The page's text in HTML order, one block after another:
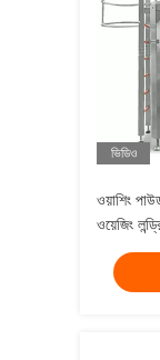
ভিডিও
ওয়াশিং
ওয়েজিং